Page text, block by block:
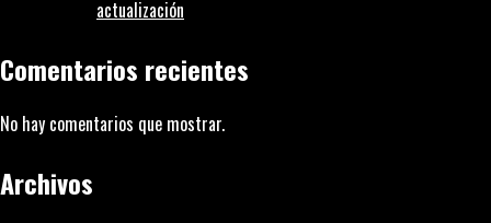
actualización
Comentarios recientes
No hay comentarios que mostrar.
Archivos